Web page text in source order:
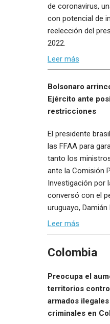
de coronavirus,
con potencial de
reelección del
2022.
Leer más
Bolsonaro
Ejército ante
restricciones
El presidente
las FFAA para
tanto los
ante la Comisión
Investigación por
conversó con el
uruguayo, Damián
Leer más
Colombia
Preocupa el
territorios
armados
criminales en